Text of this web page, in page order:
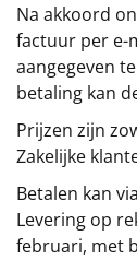
Na akkoord
factuur per e-
aangegeven
betaling kan
Prijzen zijn
Zakelijke
Betalen kan
Levering op
februari, met